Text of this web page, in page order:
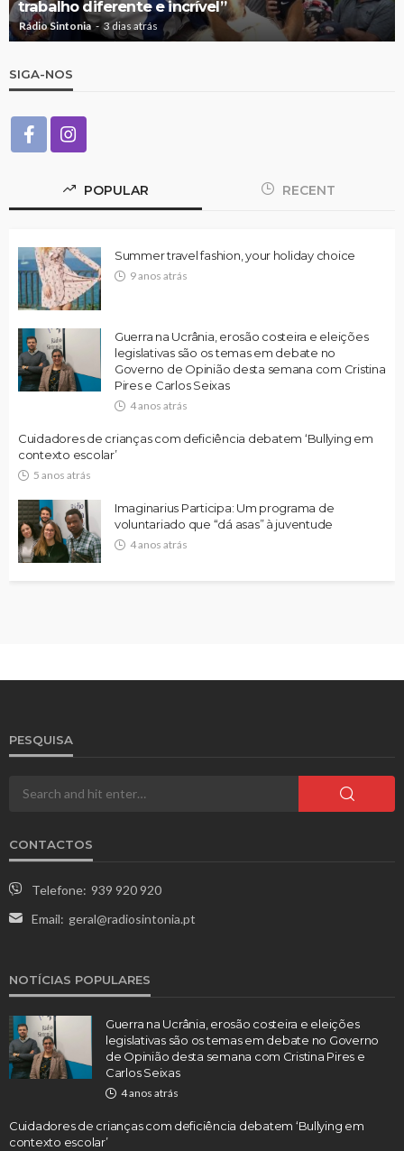
trabalho diferente e incrível”
Rádio Sintonia 3 dias atrás
SIGA-NOS
POPULAR RECENT
Summer travel fashion, your holiday choice
9 anos atrás
Guerra na Ucrânia, erosão costeira e eleições
legislativas são os temas em debate no
Governo de Opinião desta semana com Cristina
Pires e Carlos Seixas
4 anos atrás
Cuidadores de crianças com deficiência debatem ‘Bullying em
contexto escolar’
5 anos atrás
Imaginarius Participa: Um programa de
voluntariado que “dá asas” à juventude
4 anos atrás
PESQUISA
CONTACTOS
Telefone: 939 920 920
Email: geral@radiosintonia.pt
NOTÍCIAS POPULARES
Guerra na Ucrânia, erosão costeira e eleições
legislativas são os temas em debate no Governo
de Opinião desta semana com Cristina Pires e
Carlos Seixas
4 anos atrás
Cuidadores de crianças com deficiência debatem ‘Bullying em
contexto escolar’